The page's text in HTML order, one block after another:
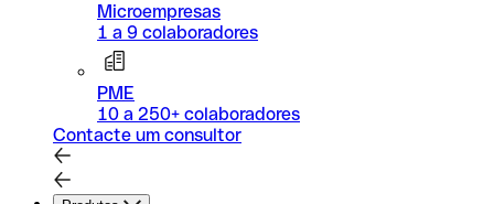
Microempresas
1 a 9 colaboradores
PME
10 a 250+ colaboradores
Contacte um consultor